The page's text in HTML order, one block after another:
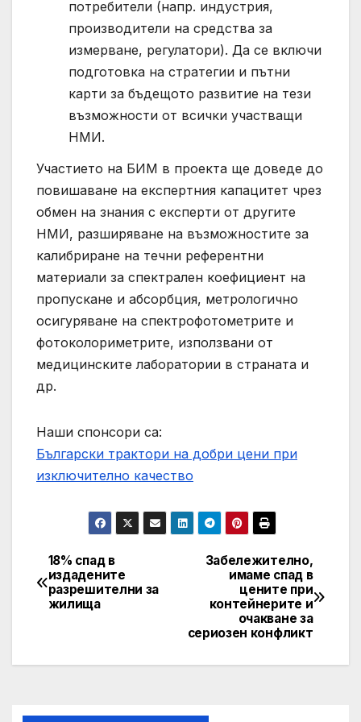
потребители (напр. индустрия,
производители на средства за
измерване, регулатори). Да се включи
подготовка на стратегии и пътни
карти за бъдещото развитие на тези
възможности от всички участващи
НМИ.
Участието на БИМ в проекта ще доведе до
повишаване на експертния капацитет чрез
обмен на знания с експерти от другите
НМИ, разширяване на възможностите за
калибриране на течни референтни
материали за спектрален коефициент на
пропускане и абсорбция, метрологично
осигуряване на спектрофотометрите и
фотоколориметрите, използвани от
медицинските лаборатории в страната и
др.
Наши спонсори са:
Български трактори на добри цени при
изключително качество
Post
navigation
Забележително,
имаме спад в
цените при
контейнерите и
очакване за
сериозен конфликт
18% спад в
издадените
разрешителни за
жилища